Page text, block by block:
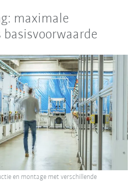
maximale
en montage met verschillende